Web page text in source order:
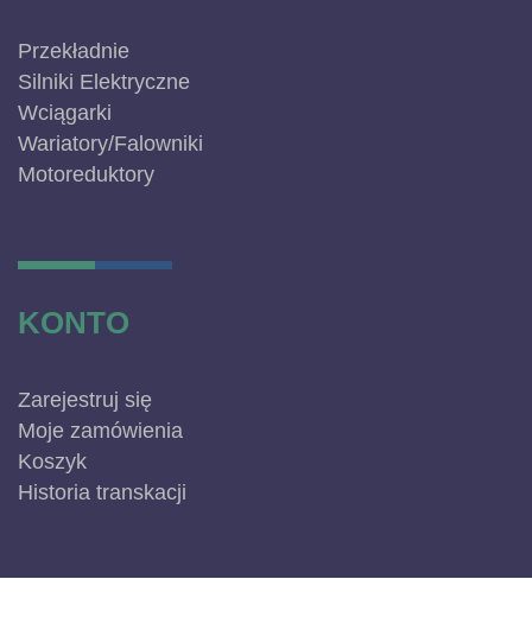
Przekładnie
Silniki Elektryczne
Wciągarki
Wariatory/Falowniki
Motoreduktory
KONTO
Zarejestruj się
Moje zamówienia
Koszyk
Historia transkacji